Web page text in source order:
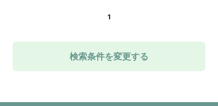
1
検索条件を変更する